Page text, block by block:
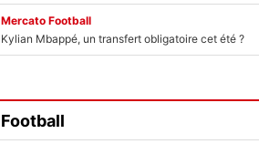
Mercato Football
Kylian Mbappé, un transfert obligatoire cet été ?
Football